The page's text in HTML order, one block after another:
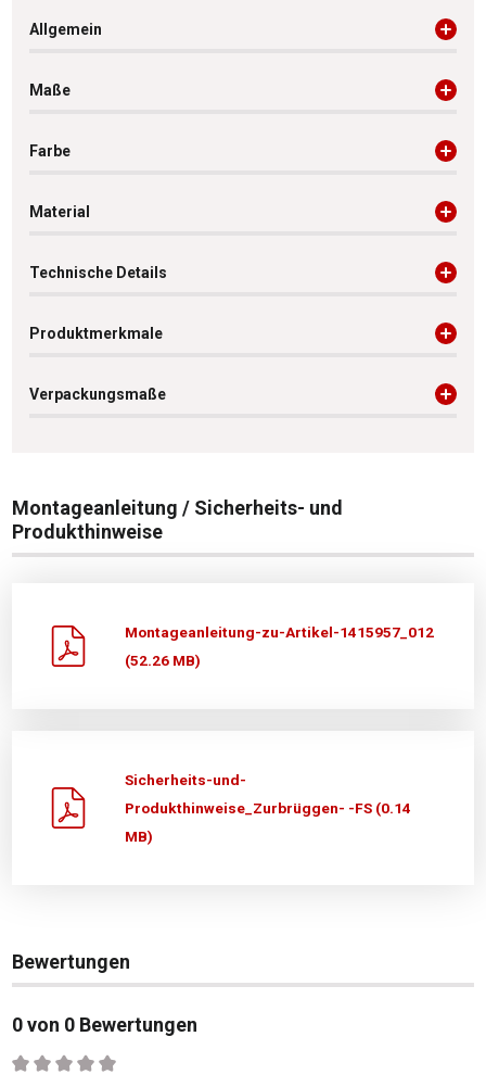
Allgemein
Maße
Farbe
Material
Technische Details
Produktmerkmale
Verpackungsmaße
Montageanleitung / Sicherheits- und
Produkthinweise
Montageanleitung-zu-Artikel-1415957_012
(52.26 MB)
Sicherheits-und-
Produkthinweise_Zurbrüggen- -FS (0.14
MB)
Bewertungen
0 von 0 Bewertungen
Durchschnittliche Bewertung von 0 von 5 Sternen